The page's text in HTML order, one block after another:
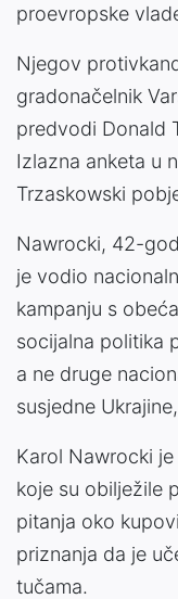
proevropske
Njegov
gradonačelnik
predvodi Donald
Izlazna anketa u
Trzaskowski
Nawrocki, 42-
je vodio
kampanju s
socijalna politika
a ne druge
susjedne
Karol Nawrocki
koje su obilježile
pitanja oko
priznanja da je
tučama.